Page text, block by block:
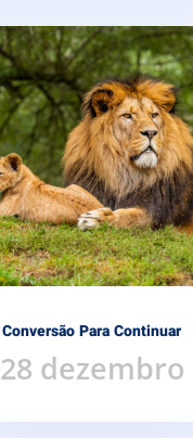
Conversão Para Continuar
28 dezembro